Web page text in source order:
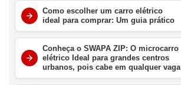
Como escolher um carro elétrico
ideal para comprar: Um guia prático
Conheça o SWAPA ZIP: O microcarro
elétrico Ideal para grandes centros
urbanos, pois cabe em qualquer vaga